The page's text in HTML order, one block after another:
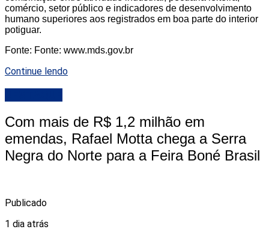
comércio, setor público e indicadores de desenvolvimento
humano superiores aos registrados em boa parte do interior
potiguar.
Fonte: Fonte: www.mds.gov.br
Continue lendo
Com mais de R$ 1,2 milhão em
emendas, Rafael Motta chega a Serra
Negra do Norte para a Feira Boné Brasil
Publicado
1 dia atrás